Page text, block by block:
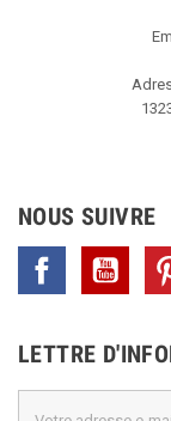
NOUS SUIVRE
Facebook
LETTRE